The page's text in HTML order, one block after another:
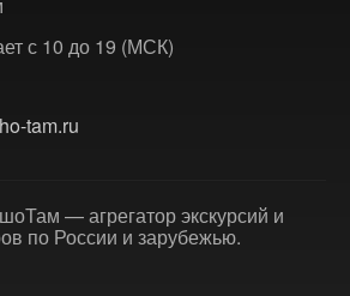
с 10 до 19 (МСК)
tam.ru
— агрегатор экскурсий и
по России и зарубежью.